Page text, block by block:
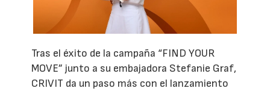
Tras el éxito de la campaña “FIND YOUR
MOVE” junto a su embajadora Stefanie Graf,
CRIVIT da un paso más con el lanzamiento